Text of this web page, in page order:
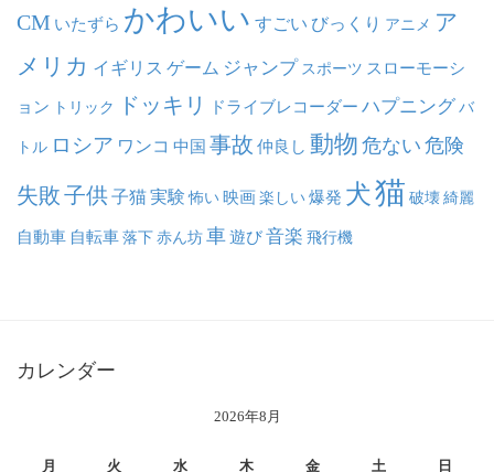
CM いたずら かわいい すごい びっくり アニメ ア
メリカ イギリス ゲーム ジャンプ スポーツ スローモーシ
ョン トリック ドッキリ ドライブレコーダー ハプニング バ
トル ロシア ワンコ 中国 事故 仲良し 動物 危ない 危険
失敗子供子猫実験 怖い映画楽しい爆発 犬猫 破壊綺麗
自動車 自転車落下赤ん坊車遊び音楽 飛行機
カレンダー
2026年8月
月 火 水 木 金 土 日